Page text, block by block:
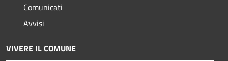
Comunicati
Avvisi
VIVERE IL COMUNE